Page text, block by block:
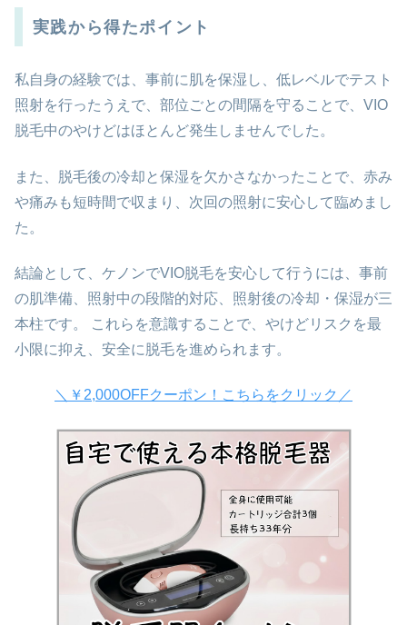
実践から得たポイント
私自身の経験では、事前に肌を保湿し、低レベルでテスト
照射を行ったうえで、部位ごとの間隔を守ることで、VIO
脱毛中のやけどはほとんど発生しませんでした。
また、脱毛後の冷却と保湿を欠かさなかったことで、赤み
や痛みも短時間で収まり、次回の照射に安心して臨めまし
た。
結論として、ケノンでVIO脱毛を安心して行うには、事前
の肌準備、照射中の段階的対応、照射後の冷却・保湿が三
本柱です。 これらを意識することで、やけどリスクを最
小限に抑え、安全に脱毛を進められます。
＼￥2,000OFFクーポン！こちらをクリック／